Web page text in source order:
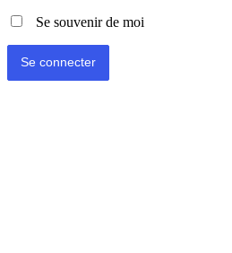
Se souvenir de moi